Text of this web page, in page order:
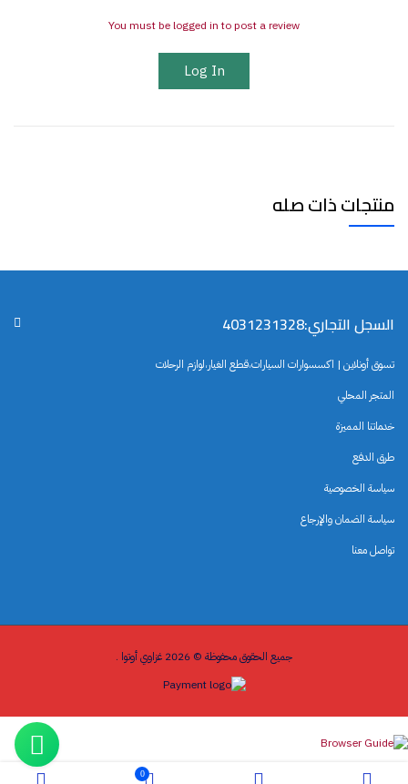
You must be logged in to post a review
Log In
منتجات ذات صله
السجل التجاري:4031231328
تسوق أونلاين | اكسسوارات السيارات،قطع الغيار،لوازم الرحلات
المتجر المحلي
خدماتنا المميزة
طرق الدفع
سياسة الخصوصية
سياسة الضمان والإرجاع
تواصل معنا
جميع الحقوق محفوظة © 2026 غزاوي أوتوا .
0